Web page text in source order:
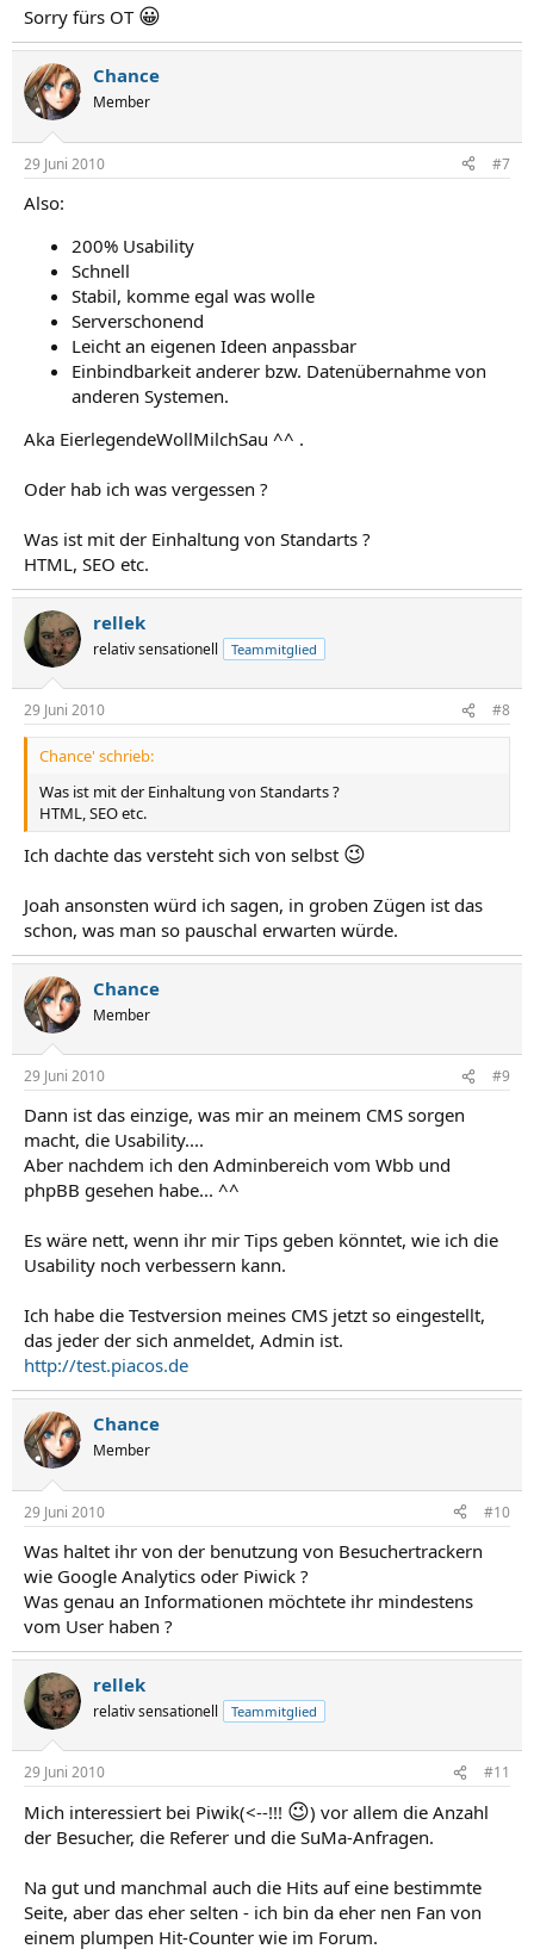
Sorry fürs OT 😀
Chance
Member
29 Juni 2010 #7
Also:
200% Usability
Schnell
Stabil, komme egal was wolle
Serverschonend
Leicht an eigenen Ideen anpassbar
Einbindbarkeit anderer bzw. Datenübernahme von
anderen Systemen.
Aka EierlegendeWollMilchSau ^^ .
Oder hab ich was vergessen ?
Was ist mit der Einhaltung von Standarts ?
HTML, SEO etc.
rellek
relativ sensationell Teammitglied
29 Juni 2010 #8
Chance' schrieb:
Was ist mit der Einhaltung von Standarts ?
HTML, SEO etc.
Ich dachte das versteht sich von selbst 😉
Joah ansonsten würd ich sagen, in groben Zügen ist das
schon, was man so pauschal erwarten würde.
Chance
Member
29 Juni 2010 #9
Dann ist das einzige, was mir an meinem CMS sorgen
macht, die Usability....
Aber nachdem ich den Adminbereich vom Wbb und
phpBB gesehen habe... ^^
Es wäre nett, wenn ihr mir Tips geben könntet, wie ich die
Usability noch verbessern kann.
Ich habe die Testversion meines CMS jetzt so eingestellt,
das jeder der sich anmeldet, Admin ist.
http://test.piacos.de
Chance
Member
29 Juni 2010 #10
Was haltet ihr von der benutzung von Besuchertrackern
wie Google Analytics oder Piwick ?
Was genau an Informationen möchtete ihr mindestens
vom User haben ?
rellek
relativ sensationell Teammitglied
29 Juni 2010 #11
Mich interessiert bei Piwik(<--!!! 😉) vor allem die Anzahl
der Besucher, die Referer und die SuMa-Anfragen.
Na gut und manchmal auch die Hits auf eine bestimmte
Seite, aber das eher selten - ich bin da eher nen Fan von
einem plumpen Hit-Counter wie im Forum.